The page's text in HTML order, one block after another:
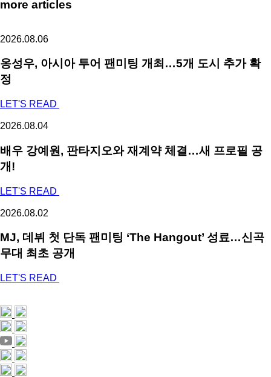
more articles
2026.08.06
옹성우, 아시아 투어 팬미팅 개최…5개 도시 추가 확
정
LET'S READ
2026.08.04
배우 강예원, 판타지오와 재계약 체결…새 프로필 공
개!
LET'S READ
2026.08.02
MJ, 데뷔 첫 단독 팬미팅 ‘The Hangout’ 성료…신곡
무대 최초 공개
LET'S READ